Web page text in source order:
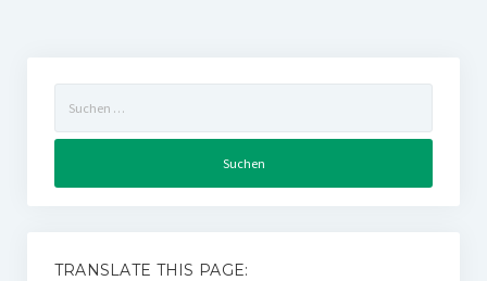
nach:
TRANSLATE THIS PAGE: